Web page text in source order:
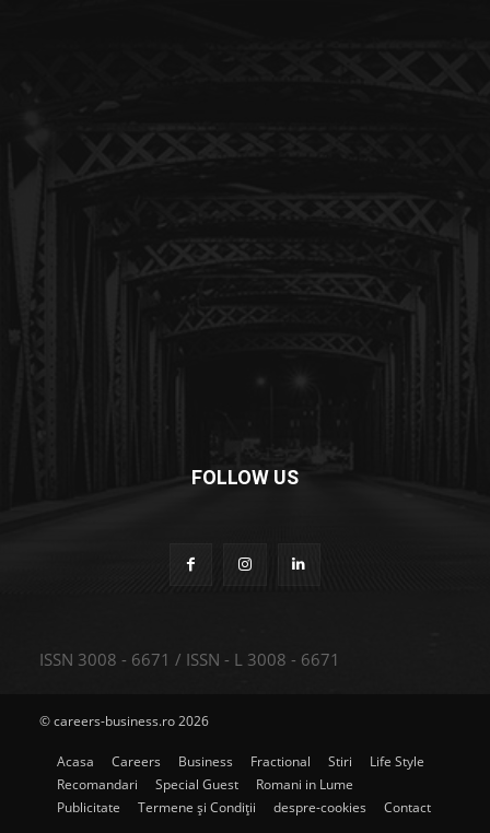
FOLLOW US
ISSN 3008 - 6671 / ISSN - L 3008 - 6671
© careers-business.ro 2026
Acasa Careers Business Fractional Stiri
Life Style
Recomandari
Special Guest
Romani in Lume
Publicitate
Termene și Condiții despre-cookies Contact